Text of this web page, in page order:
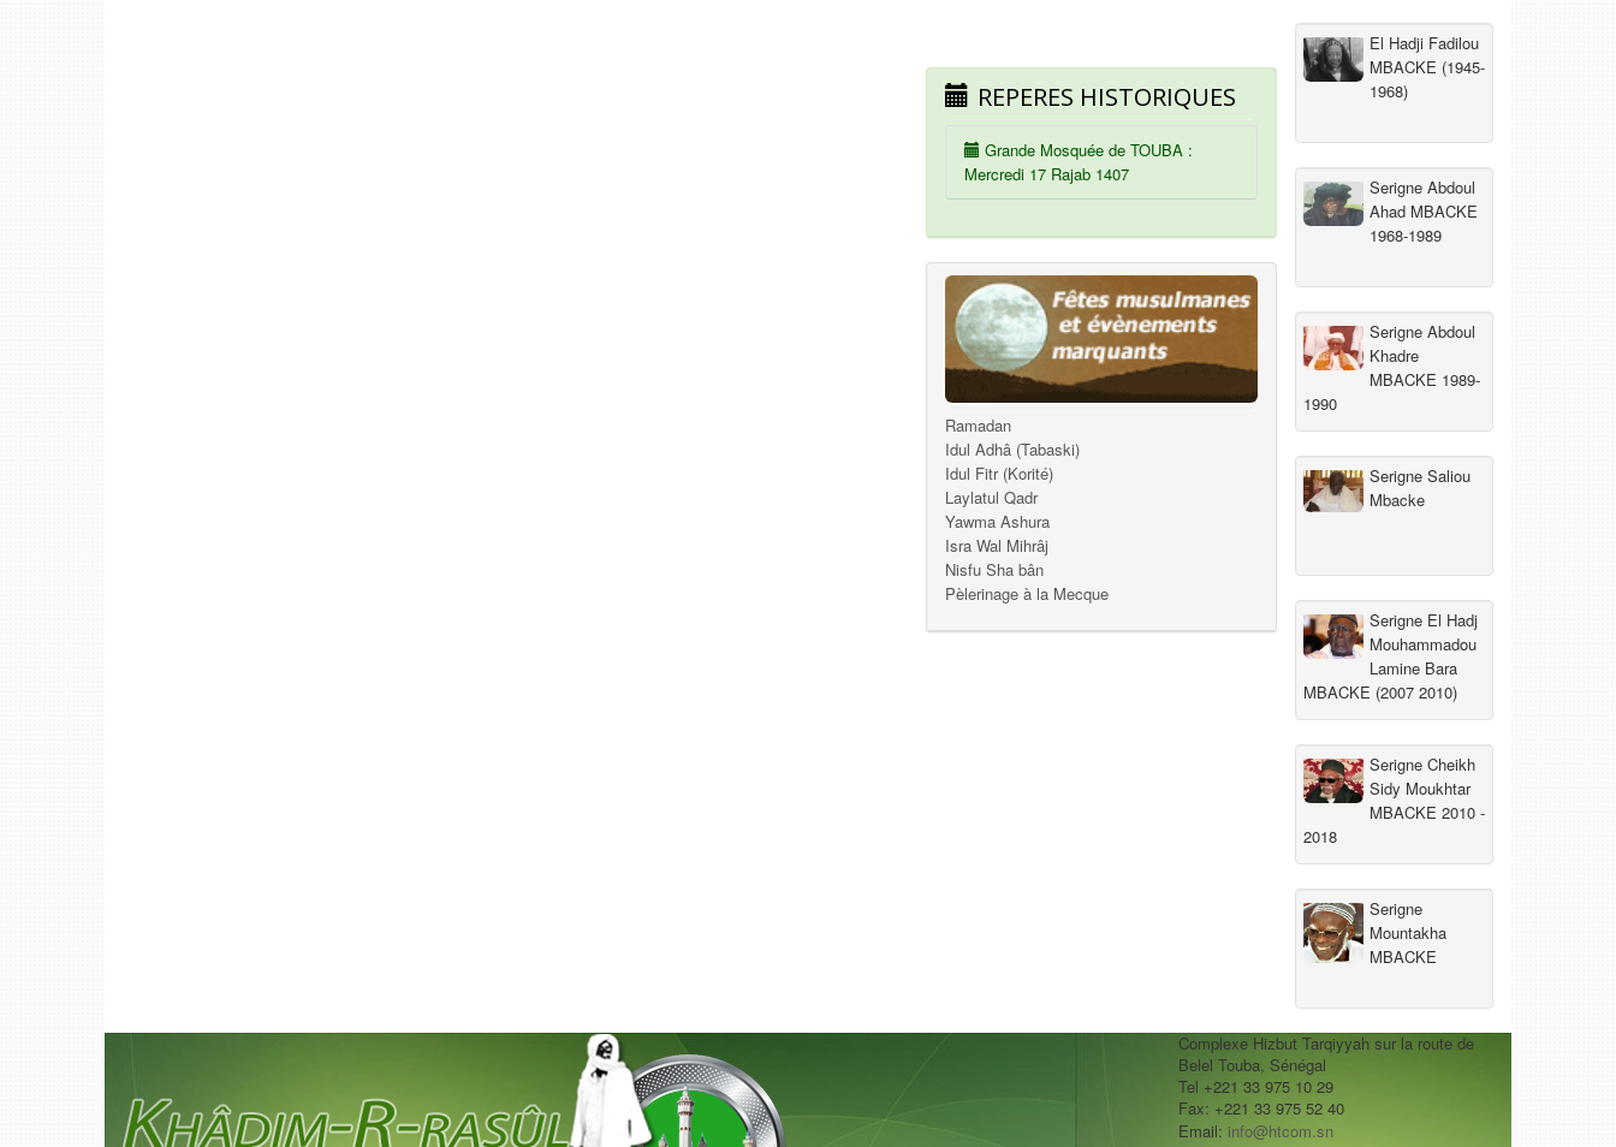
REPERES HISTORIQUES
Grande Mosquée de TOUBA :
Mercredi 17 Rajab 1407
Ramadan
Idul Adhâ (Tabaski)
Idul Fitr (Korité)
Laylatul Qadr
Yawma Ashura
Isra Wal Mihrâj
Nisfu Sha bân
Pèlerinage à la Mecque
El Hadji Fadilou
MBACKE (1945-
1968)
Serigne Abdoul
Ahad MBACKE
1968-1989
Serigne Abdoul
Khadre
MBACKE 1989-
1990
Serigne Saliou
Mbacke
Serigne El Hadj
Mouhammadou
Lamine Bara
MBACKE (2007 2010)
Serigne Cheikh
Sidy Moukhtar
MBACKE 2010 -
2018
Serigne
Mountakha
MBACKE
Complexe Hizbut Tarqiyyah sur la route de
Belel Touba, Sénégal
Tel +221 33 975 10 29
Fax: +221 33 975 52 40
Email: info@htcom.sn